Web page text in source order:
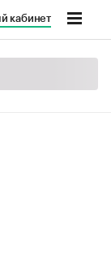
кабинет